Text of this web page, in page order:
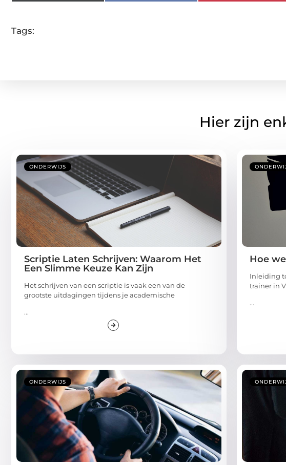
Tags:
Hier zijn
ONDERWIJS
Scriptie Laten Schrijven: Waarom Het
Een Slimme Keuze Kan Zijn
Het schrijven van een scriptie is vaak een van de
grootste uitdagingen tijdens je academische
...
Hoe
Inleiding
trainer in
...
ONDERWIJS